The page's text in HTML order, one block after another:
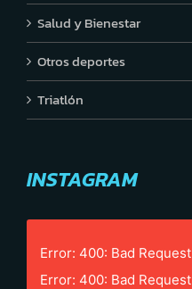
Salud y Bienestar
Otros deportes
Triatlón
INSTAGRAM
Error: 400: Bad Request
Error: 400: Bad Request